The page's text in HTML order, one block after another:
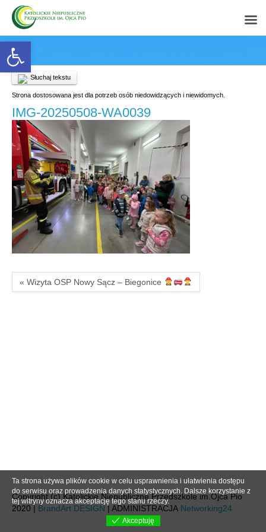
Open toolbar
Słuchaj tekstu
Strona dostosowana jest dla potrzeb osób niedowidzących i niewidomych.
IMG-20250508-WA0039
« Wizyta OSP Nowy Sącz – Biegonice
Copyright (c) Katolickie Niepubliczne Przedszkole im.Ojca Pio
2020 | BrandArt DESIGN | ADMINISTRACJA Networking24
Ta strona używa plików cookie w celu usprawnienia i ułatwienia dostępu
do serwisu oraz prowadzenia danych statystycznych. Dalsze korzystanie z
tej witryny oznacza akceptację tego stanu rzeczy.
Akceptuję